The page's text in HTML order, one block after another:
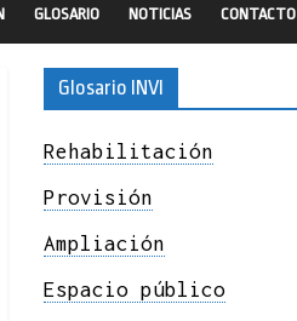
GLOSARIO NOTICIAS CONTACTO
Glosario INVI
Rehabilitación
Provisión
Ampliación
Espacio público